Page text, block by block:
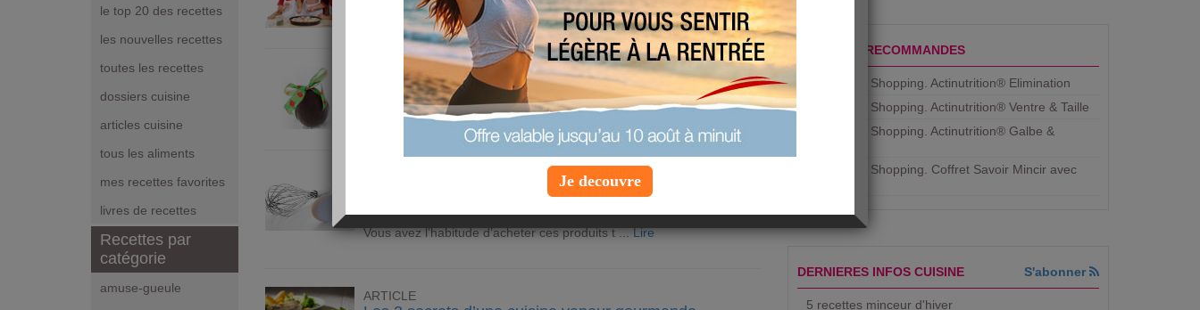
le top 20 des recettes
les nouvelles recettes
toutes les recettes
dossiers cuisine
articles cuisine
tous les aliments
mes recettes favorites
livres de recettes
Recettes par
catégorie
amuse-gueule
Cuisiner avec les enfants, cela ne s’improvis ...Lire
ARTICLE
Faire ses œufs en chocolat à la maison
Pas de fête de Pâques sans œufs en chocolat ! ...Lire
Nutella, ketchup, mayonnaise… les bonnes raisons de
les faire soi-même
Vous avez l’habitude d’acheter ces produits t ...Lire
ARTICLE
PRODUITS RECOMMANDES
Aujourdhui Shopping. Actinutrition® Elimination
Aujourdhui Shopping. Actinutrition® Ventre & Taille
Aujourdhui Shopping. Actinutrition® Galbe &
Aujourdhui Shopping. ​Coffret Savoir Mincir avec
DERNIERES INFOS CUISINE S'abonner
5 recettes minceur d'hiver
Je decouvre